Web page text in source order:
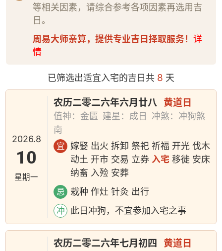
等相关因素，请综合参考各项因素再选用吉
日。
周易大师亲算，提供专业吉日择取服务！ 详
情
已筛选出适宜入宅的吉日共 8 天
2026.8
10
星期一
农历二零二六年六月廿八 黄道日
值神：金匮 建星：成日
冲煞：冲狗煞
南
宜
嫁娶 出火 拆卸 祭祀 祈福 开光 伐木
动土 开市 交易 立券 入宅 移徙 安床
纳畜 入殓 安葬
忌 栽种 作灶 针灸 出行
冲 此日冲狗，不宜参加入宅之事
农历二零二六年七月初四 黄道日